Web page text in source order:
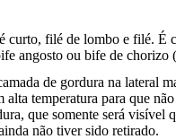
filé de lombo e filé. É
angosto ou bife de
de gordura na lateral
alta temperatura para que
que somente será
não tiver sido retirado.